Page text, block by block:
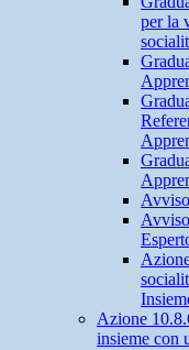
per la
Azione
insieme con